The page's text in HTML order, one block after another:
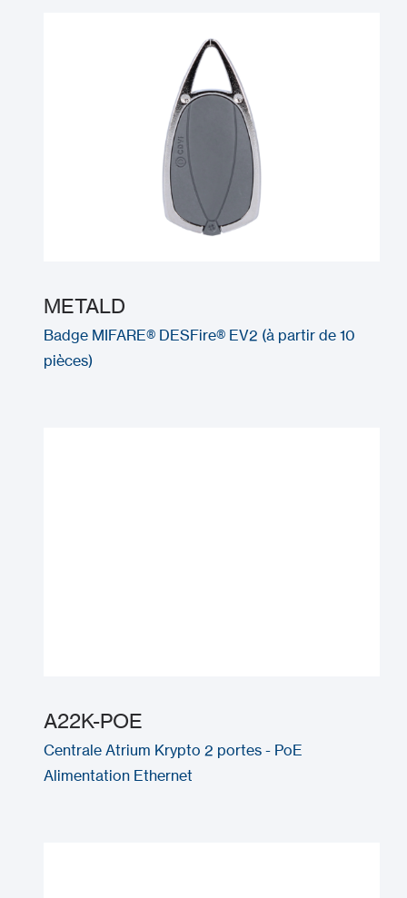
METALD
Badge MIFARE® DESFire® EV2 (à partir de 10
pièces)
A22K-POE
Centrale Atrium Krypto 2 portes - PoE
Alimentation Ethernet